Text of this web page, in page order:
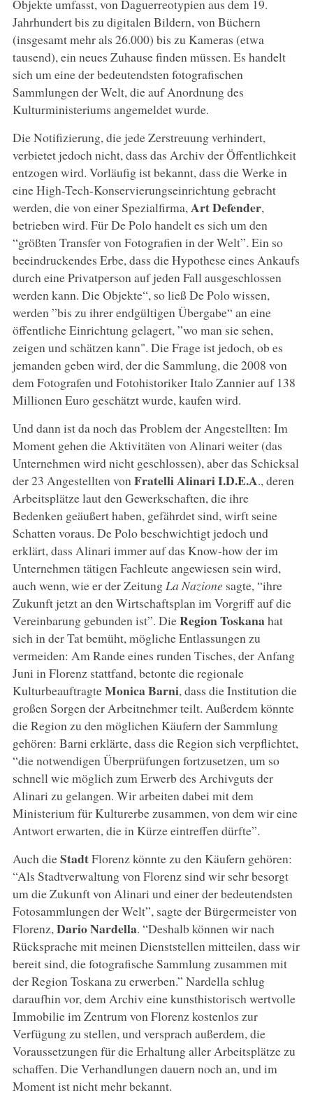
Objekte umfasst, von Daguerreotypien aus dem 19.
Jahrhundert bis zu digitalen Bildern, von Büchern
(insgesamt mehr als 26.000) bis zu Kameras (etwa
tausend), ein neues Zuhause finden müssen. Es handelt
sich um eine der bedeutendsten fotografischen
Sammlungen der Welt, die auf Anordnung des
Kulturministeriums angemeldet wurde.
Die Notifizierung, die jede Zerstreuung verhindert,
verbietet jedoch nicht, dass das Archiv der Öffentlichkeit
entzogen wird. Vorläufig ist bekannt, dass die Werke in
eine High-Tech-Konservierungseinrichtung gebracht
werden, die von einer Spezialfirma, Art Defender,
betrieben wird. Für De Polo handelt es sich um den
“größten Transfer von Fotografien in der Welt”. Ein so
beeindruckendes Erbe, dass die Hypothese eines Ankaufs
durch eine Privatperson auf jeden Fall ausgeschlossen
werden kann. Die Objekte“, so ließ De Polo wissen,
werden ”bis zu ihrer endgültigen Übergabe“ an eine
öffentliche Einrichtung gelagert, ”wo man sie sehen,
zeigen und schätzen kann". Die Frage ist jedoch, ob es
jemanden geben wird, der die Sammlung, die 2008 von
dem Fotografen und Fotohistoriker Italo Zannier auf 138
Millionen Euro geschätzt wurde, kaufen wird.
Und dann ist da noch das Problem der Angestellten: Im
Moment gehen die Aktivitäten von Alinari weiter (das
Unternehmen wird nicht geschlossen), aber das Schicksal
der 23 Angestellten von Fratelli Alinari I.D.E.A., deren
Arbeitsplätze laut den Gewerkschaften, die ihre
Bedenken geäußert haben, gefährdet sind, wirft seine
Schatten voraus. De Polo beschwichtigt jedoch und
erklärt, dass Alinari immer auf das Know-how der im
Unternehmen tätigen Fachleute angewiesen sein wird,
auch wenn, wie er der Zeitung La Nazionesagte, “ihre
Zukunft jetzt an den Wirtschaftsplan im Vorgriff auf die
Vereinbarung gebunden ist”. DieRegion Toskanahat
sich in der Tat bemüht, mögliche Entlassungen zu
vermeiden: Am Rande eines runden Tisches, der Anfang
Juni in Florenz stattfand, betonte die regionale
KulturbeauftragteMonica Barni, dass die Institution die
großen Sorgen der Arbeitnehmer teilt. Außerdem könnte
die Region zu den möglichen Käufern der Sammlung
gehören: Barni erklärte, dass die Region sich verpflichtet,
“die notwendigen Überprüfungen fortzusetzen, um so
schnell wie möglich zum Erwerb des Archivguts der
Alinari zu gelangen. Wir arbeiten dabei mit dem
Ministerium für Kulturerbe zusammen, von dem wir eine
Antwort erwarten, die in Kürze eintreffen dürfte”.
Auch dieStadtFlorenz könnte zu den Käufern gehören:
“Als Stadtverwaltung von Florenz sind wir sehr besorgt
um die Zukunft von Alinari und einer der bedeutendsten
Fotosammlungen der Welt”, sagte der Bürgermeister von
Florenz, Dario Nardella. “Deshalb können wir nach
Rücksprache mit meinen Dienststellen mitteilen, dass wir
bereit sind, die fotografische Sammlung zusammen mit
der Region Toskana zu erwerben.” Nardella schlug
daraufhin vor, dem Archiv eine kunsthistorisch wertvolle
Immobilie im Zentrum von Florenz kostenlos zur
Verfügung zu stellen, und versprach außerdem, die
Voraussetzungen für die Erhaltung aller Arbeitsplätze zu
schaffen. Die Verhandlungen dauern noch an, und im
Moment ist nicht mehr bekannt.